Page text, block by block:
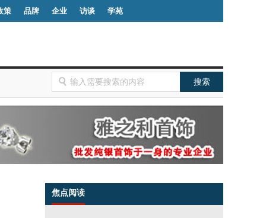
策 品牌 企业 访谈 学苑
焦点阅读